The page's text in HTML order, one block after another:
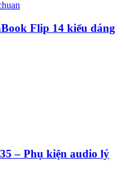
Flip 14 kiểu dáng
– Phụ kiện audio lý